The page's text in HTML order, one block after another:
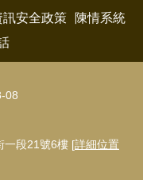
訊安全政策
陳情系統
08
一段21號6樓 [詳細位置